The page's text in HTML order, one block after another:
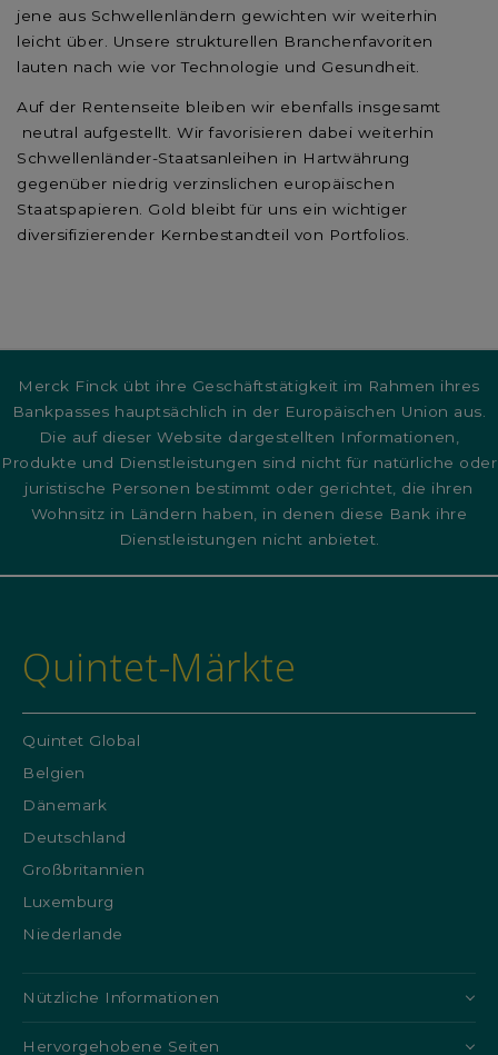
jene aus Schwellenländern gewichten wir weiterhin
leicht über. Unsere strukturellen Branchenfavoriten
lauten nach wie vor Technologie und Gesundheit.
Auf der Rentenseite bleiben wir ebenfalls insgesamt
neutral aufgestellt. Wir favorisieren dabei weiterhin
Schwellenländer-Staatsanleihen in Hartwährung
gegenüber niedrig verzinslichen europäischen
Staatspapieren. Gold bleibt für uns ein wichtiger
diversifizierender Kernbestandteil von Portfolios.
Merck Finck übt ihre Geschäftstätigkeit im Rahmen ihres
Bankpasses hauptsächlich in der Europäischen Union aus.
Die auf dieser Website dargestellten Informationen,
Produkte und Dienstleistungen sind nicht für natürliche oder
juristische Personen bestimmt oder gerichtet, die ihren
Wohnsitz in Ländern haben, in denen diese Bank ihre
Dienstleistungen nicht anbietet.
Quintet-Märkte
Quintet Global
Belgien
Dänemark
Deutschland
Großbritannien
Luxemburg
Niederlande
Nützliche Informationen
Hervorgehobene Seiten